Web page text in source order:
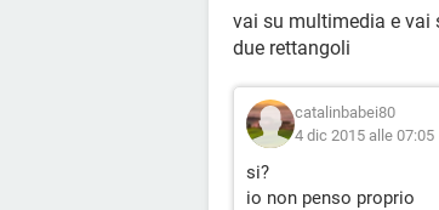
vai su multimedia e vai
due rettangoli
catalinbabei80
4 dic 2015 alle 07:05
si?
io non penso proprio